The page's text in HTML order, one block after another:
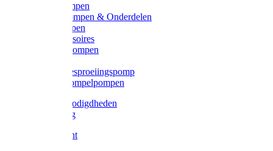
Leader pompen
Zwengelpompen & Onderdelen
Ebara pompen
Pompaccessoires
Excellent pompen
Gardena besproeiingspomp
Gardena dompelpompen
Tyleen benodigdheden
Tyleenslang
Lange bocht